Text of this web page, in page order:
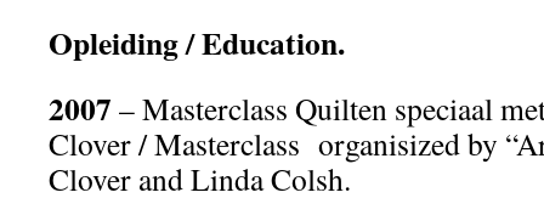
Opleiding / Education.
2007 – Masterclass Quilten speciaal
Clover / Masterclass organisized by
Clover and Linda Colsh.